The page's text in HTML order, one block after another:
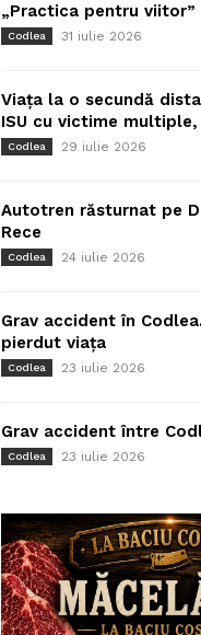
„Practica pentru viitor”
Codlea 31 iulie 2026
Viața la o secundă
ISU cu victime multiple,
Codlea 29 iulie 2026
Autotren răsturnat pe
Rece
Codlea 24 iulie 2026
Grav accident în
pierdut viața
Codlea 23 iulie 2026
Grav accident între
Codlea 23 iulie 2026